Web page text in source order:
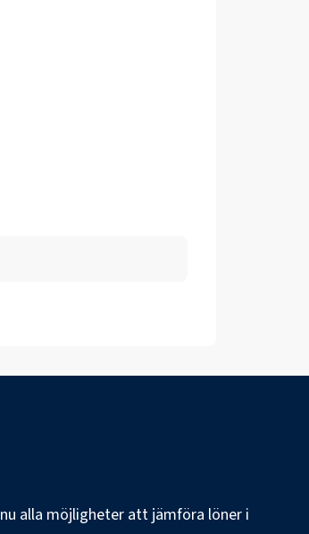
alla möjligheter att jämföra löner i